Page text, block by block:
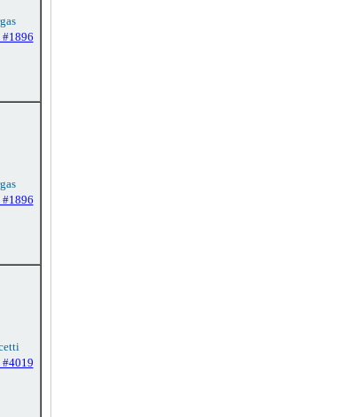
#1896
#1896
#4019